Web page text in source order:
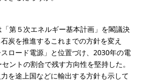
第５次エネルギー基本計画」を閣議決
炭を推進するこれまでの方針を変え
ロード電源」と位置づけ、2030年の電
ントの割合で残す方向性を堅持した。
を途上国などに輸出する方針も示して